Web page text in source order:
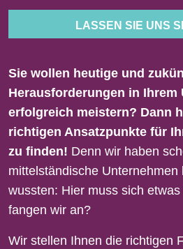
LASSEN SIE UNS
Sie wollen heutige und
Herausforderungen in Ihrem
erfolgreich meistern? Dann
richtigen Ansatzpunkte für
zu finden! Denn wir haben
mittelständische Unternehmen
wussten: Hier muss sich
fangen wir an?
Wir stellen Ihnen die richtigen